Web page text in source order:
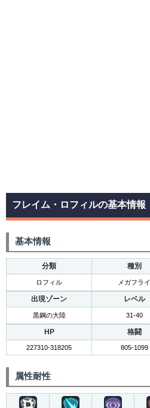
フレイム・ロフィルの基本情報
基本情報
分類 種別
ロフィル メガフライ
出現ゾーン レベル
黒鋼の大陸 31-40
HP 格闘
227310-318205 805-1099
属性耐性